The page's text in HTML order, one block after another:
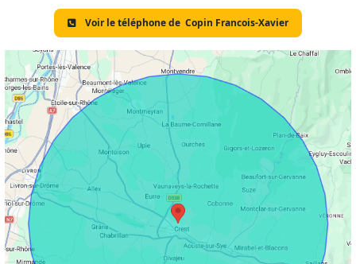
Voir le téléphone de Copin Francois-Xavier